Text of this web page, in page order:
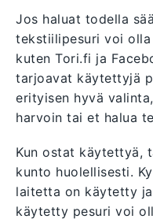
Jos haluat todella
tekstiilipesuri voi
kuten Tori.fi ja
tarjoavat käytettyjä
erityisen hyvä
harvoin tai et halua
Kun ostat käytettyä,
kunto huolellisesti.
laitetta on käytetty
käytetty pesuri voi